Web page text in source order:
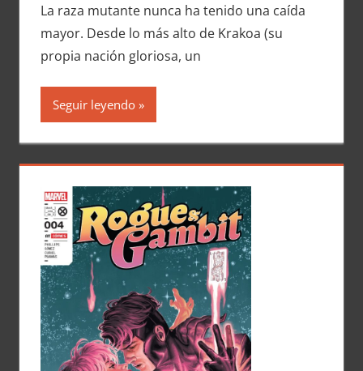
La raza mutante nunca ha tenido una caída
mayor. Desde lo más alto de Krakoa (su
propia nación gloriosa, un
Seguir leyendo